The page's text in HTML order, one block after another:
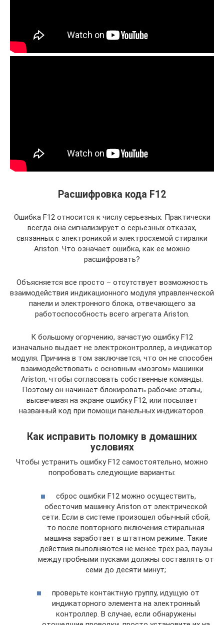
Расшифровка кода F12
Ошибка F12 относится к числу серьезных. Практически
всегда она сигнализирует о серьезных отказах,
связанных с электроникой и электросхемой стиралки
Ariston. Что означает ошибка, как ее можно
расшифровать?
Объясняется все просто – отсутствует возможность
взаимодействия индикационного модуля управленческой
панели и электронного блока, отвечающего за
работоспособность всего агрегата Ariston.
К большому огорчению, зачастую ошибку F12
изначально выдает не электроконтроллер, а индикатор
модуля. Причина в том заключается, что он не способен
взаимодействовать с основным «мозгом» машинки
Ariston, чтобы согласовать собственные команды.
Поэтому он начинает блокировать рабочие этапы,
высвечивая на экране ошибку F12, или посылает
названный код при помощи панельных индикаторов.
Как исправить поломку в домашних
условиях
Чтобы устранить ошибку F12 самостоятельно, можно
попробовать следующие варианты:
сброс ошибки F12 можно осуществить,
обесточив машинку Ariston от электрической
сети. Если в системе произошел обычный сбой,
то после повторного включения стиральная
машина заработает в штатном режиме. Такие
действия выполняются не менее трех раз, паузы
между пробными пусками должны составлять от
семи до десяти минут;
проверьте контактную группу, идущую от
индикаторного элемента на электронный
контроллер. В случае, если обнаружены